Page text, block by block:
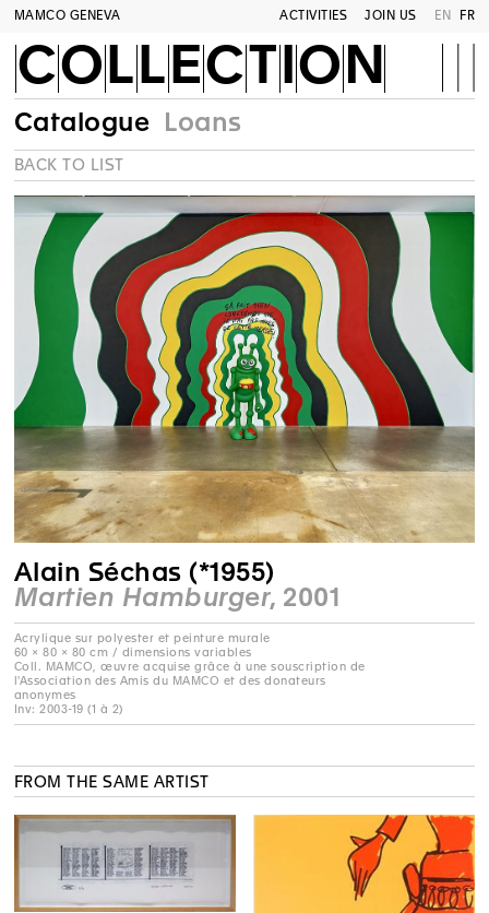
MAMCO GENEVA ACTIVITIES JOIN US EN FR
COLLECTION
Catalogue Loans
BACK TO LIST
Alain Séchas (*1955)
Martien Hamburger, 2001
Acrylique sur polyester et peinture murale
60 × 80 × 80 cm / dimensions variables
Coll. MAMCO, œuvre acquise grâce à une souscription de
l'Association des Amis du MAMCO et des donateurs
anonymes
Inv: 2003-19 (1 à 2)
FROM THE SAME ARTIST